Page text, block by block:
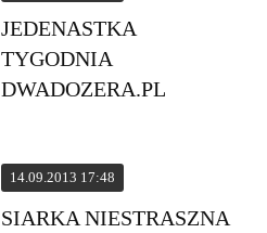
JEDENASTKA
TYGODNIA
DWADOZERA.PL
14.09.2013 17:48
SIARKA NIESTRASZNA